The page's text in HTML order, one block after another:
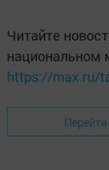
Читайте
национальном
https://max.ru/